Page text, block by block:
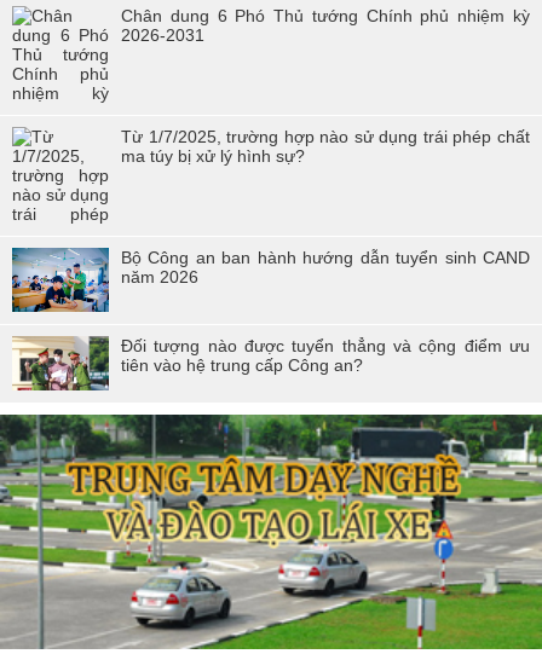
Hội thi “Người chiến sĩ Cảnh sát thanh lịch, tài năng” lần thứ 2 năm
2017.
Chân dung 6 Phó Thủ tướng Chính phủ nhiệm kỳ
2026-2031
Từ 1/7/2025, trường hợp nào sử dụng trái phép chất
ma túy bị xử lý hình sự?
Bộ Công an ban hành hướng dẫn tuyển sinh CAND
năm 2026
Đối tượng nào được tuyển thẳng và cộng điểm ưu
tiên vào hệ trung cấp Công an?